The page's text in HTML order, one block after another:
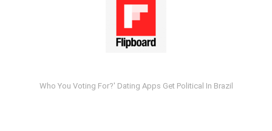
Who You Voting For?' Dating Apps Get Political In Brazil